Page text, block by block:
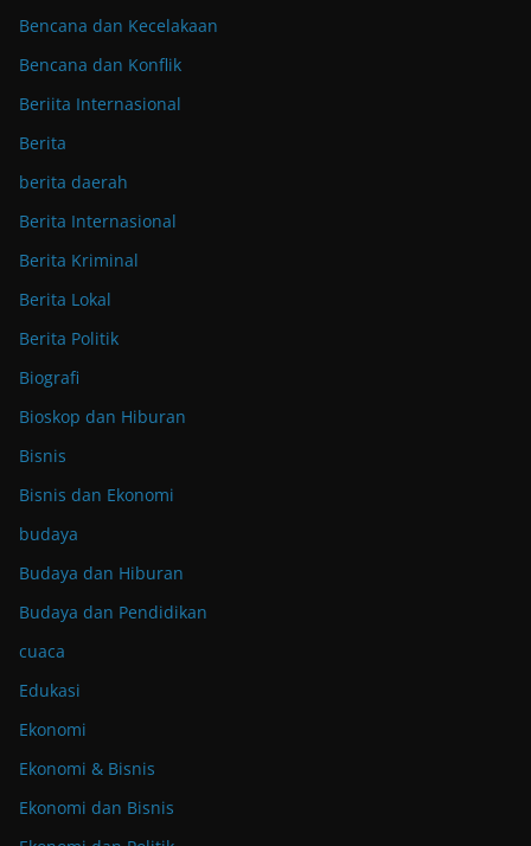
Bencana dan Kecelakaan
Bencana dan Konflik
Beriita Internasional
Berita
berita daerah
Berita Internasional
Berita Kriminal
Berita Lokal
Berita Politik
Biografi
Bioskop dan Hiburan
Bisnis
Bisnis dan Ekonomi
budaya
Budaya dan Hiburan
Budaya dan Pendidikan
cuaca
Edukasi
Ekonomi
Ekonomi & Bisnis
Ekonomi dan Bisnis